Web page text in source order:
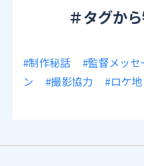
＃タグか
#制作秘話 #監督メッセ
ン
#撮影協力 #ロケ地